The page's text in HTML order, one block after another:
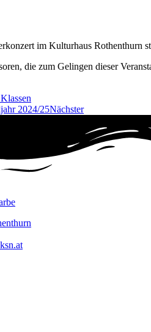
im Kulturhaus Rothenthurn
die zum Gelingen dieser
2024/25Nächster